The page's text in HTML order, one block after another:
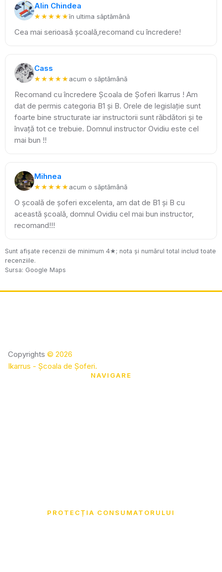
Alin Chindea
★★★★★
★★★★★în ultima săptămână
Cea mai serioasă școală,recomand cu încredere!
Cass
★★★★★
★★★★★acum o săptămână
Recomand cu încredere Școala de Șoferi Ikarrus ! Am
dat de permis categoria B1 și B. Orele de legislație sunt
foarte bine structurate iar instructorii sunt răbdători și te
învață tot ce trebuie. Domnul instructor Ovidiu este cel
mai bun !!
Mihnea
★★★★★
★★★★★acum o săptămână
O școală de șoferi excelenta, am dat de B1 și B cu
această școală, domnul Ovidiu cel mai bun instructor,
recomand!!!
Sunt afișate recenzii de minimum 4★; nota și numărul total includ toate
recenziile.
Sursa: Google Maps
Copyrights © 2026
Ikarrus - Școala de Șoferi.
NAVIGARE
PROTECȚIA CONSUMATORULUI